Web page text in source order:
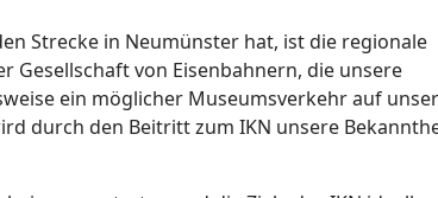
Strecke in Neumünster hat, ist die regionale
von Eisenbahnern, die unsere
ein möglicher Museumsverkehr auf
durch den Beitritt zum IKN unsere